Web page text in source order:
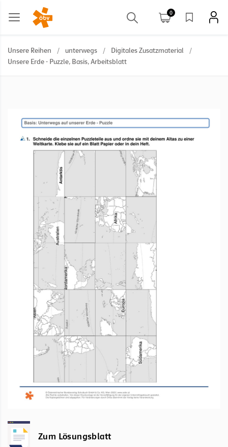
0
Unsere Reihen / unterwegs / Digitales Zusatzmaterial
/
Unsere Erde - Puzzle, Basis, Arbeitsblatt
Zum Lösungsblatt